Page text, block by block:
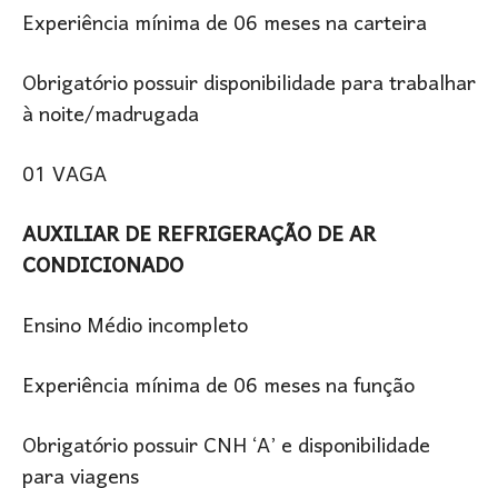
Experiência mínima de 06 meses na carteira
Obrigatório possuir disponibilidade para trabalhar
à noite/madrugada
01 VAGA
AUXILIAR DE REFRIGERAÇÃO DE AR
CONDICIONADO
Ensino Médio incompleto
Experiência mínima de 06 meses na função
Obrigatório possuir CNH ‘A’ e disponibilidade
para viagens